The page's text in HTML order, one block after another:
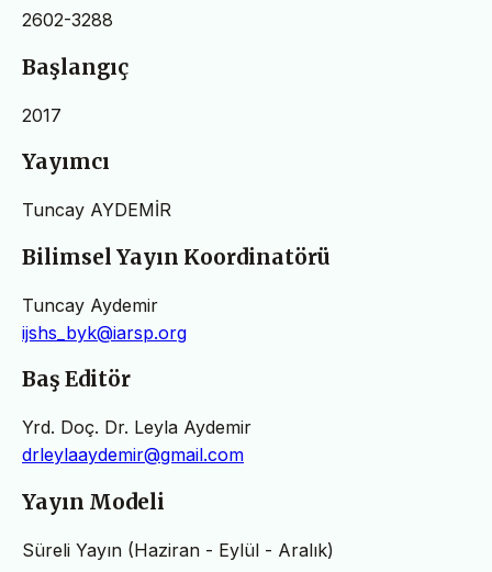
2602-3288
Başlangıç
2017
Yayımcı
Tuncay AYDEMİR
Bilimsel Yayın Koordinatörü
Tuncay Aydemir
ijshs_byk@iarsp.org
Baş Editör
Yrd. Doç. Dr. Leyla Aydemir
drleylaaydemir@gmail.com
Yayın Modeli
Süreli Yayın (Haziran - Eylül - Aralık)